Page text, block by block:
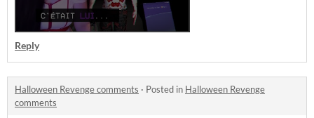
Reply
Halloween Revenge comments · Posted in Halloween Revenge
comments